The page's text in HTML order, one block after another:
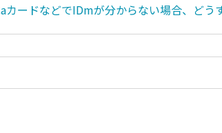
カードなどでIDmが分からない場合、どう